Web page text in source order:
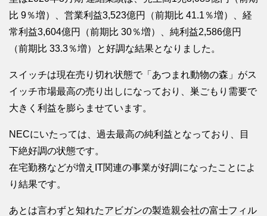
比 9％増）、営業利益3,523億円（前期比 41.1％増）、経
常利益3,604億円（前期比 30％増）、純利益2,586億円
（前期比 33.3％増）と好調な結果となりました。
スイッチは現在売り切れ状態で「あつまれ動物の森」がス
イッチ市場最高の売り出しになっており、巣ごもり需要で
大きく利益を膨らませています。
NECにいたっては、過去最高の純利益となっており、目
下絶好調の状態です。
在宅勤務などが増えIT関連の事業が好調になったことによ
り結果です。
あとは言わずと知れたアビガンの製造親会社の富士フィル